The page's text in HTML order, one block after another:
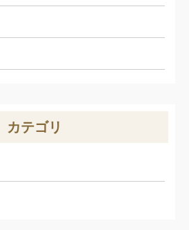
カテゴリ